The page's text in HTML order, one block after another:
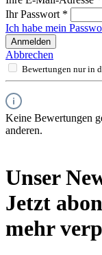
Ihr Passwort *
Ich habe mein
Anmelden
Abbrechen
Bewertungen nur in
Keine Bewertungen
anderen.
Unser
Jetzt
mehr